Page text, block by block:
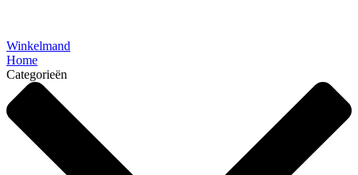
Winkelmand
Home
Categorieën